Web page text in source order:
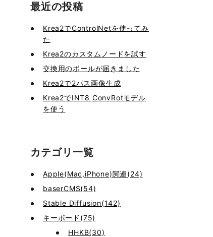
最近の投稿
Krea2でControlNetを使ってみ
た
Krea2のカスタムノードを試す
交換用のボールが届きました
Krea2で2パス画像生成
Krea2でINT8 ConvRotモデル
を使う
カテゴリ一覧
Apple(Mac,iPhone)関連(24)
baserCMS(54)
Stable Diffusion(142)
キーボード(75)
HHKB(30)